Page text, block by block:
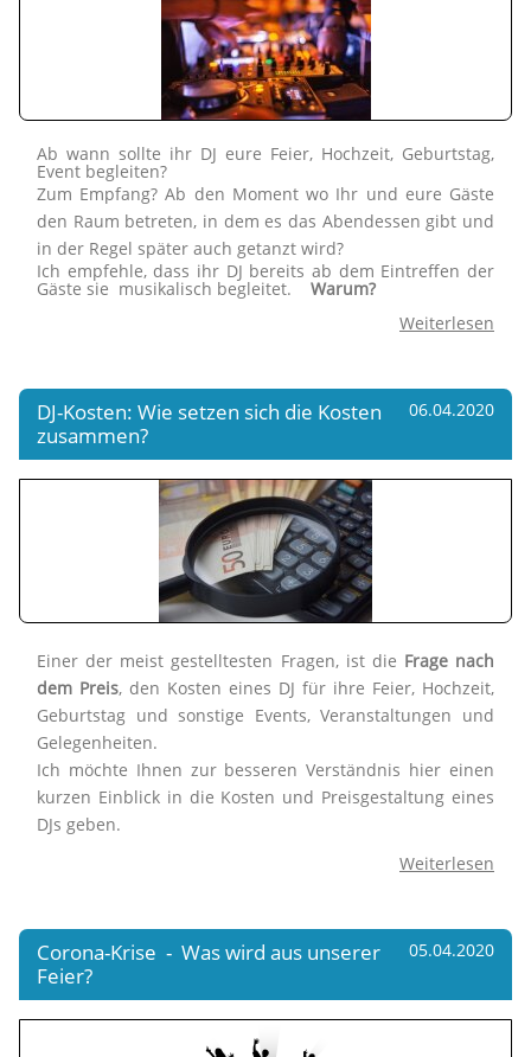
Ab wann sollte ihr DJ eure Feier, Hochzeit, Geburtstag,
Event begleiten?
Zum Empfang? Ab den Moment wo Ihr und eure Gäste
den Raum betreten, in dem es das Abendessen gibt und
in der Regel später auch getanzt wird?
Ich empfehle, dass ihr DJ bereits ab dem Eintreffen der
Gäste sie musikalisch begleitet. Warum?
Weiterlesen
06.04.2020
DJ-Kosten: Wie setzen sich die Kosten
zusammen?
Einer der meist gestelltesten Fragen, ist die Frage nach
dem Preis, den Kosten eines DJ für ihre Feier, Hochzeit,
Geburtstag und sonstige Events, Veranstaltungen und
Gelegenheiten.
Ich möchte Ihnen zur besseren Verständnis hier einen
kurzen Einblick in die Kosten und Preisgestaltung eines
DJs geben.
Weiterlesen
05.04.2020
Corona-Krise - Was wird aus unserer
Feier?